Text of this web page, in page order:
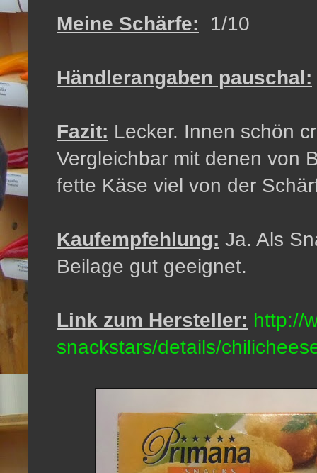
Meine Schärfe: 1/10
Händlerangaben pauschal:
Fazit: Lecker. Innen schön
Vergleichbar mit denen von
fette Käse viel von der
Kaufempfehlung: Ja. Als
Beilage gut geeignet.
Link zum Hersteller: http://
snackstars/details/